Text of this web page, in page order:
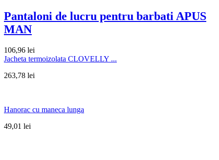
Pantaloni de lucru pentru barbati APUS
MAN
106,96 lei
Jacheta termoizolata CLOVELLY ...
263,78 lei
Hanorac cu maneca lunga
49,01 lei